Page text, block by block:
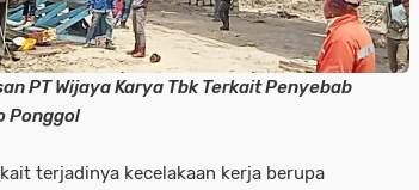
PT Wijaya Karya Tbk Terkait Penyebab
Ponggol
terjadinya kecelakaan kerja berupa